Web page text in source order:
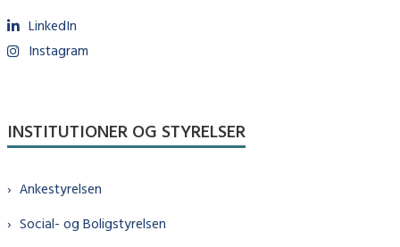
LinkedIn
Instagram
INSTITUTIONER OG STYRELSER
Ankestyrelsen
Social- og Boligstyrelsen